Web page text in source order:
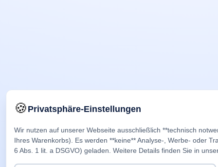
🍪Privatsphäre-Einstellungen
Wir nutzen auf unserer Webseite ausschließlich **technisch
Ihres Warenkorbs). Es werden **keine** Analyse-, Werbe- oder
6 Abs. 1 lit. a DSGVO) geladen. Weitere Details finden Sie in